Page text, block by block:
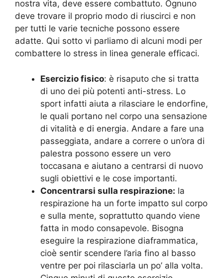
nostra vita, deve essere combattuto. Ognuno
deve trovare il proprio modo di riuscirci e non
per tutti le varie tecniche possono essere
adatte. Qui sotto vi parliamo di alcuni modi per
combattere lo stress in linea generale efficaci.
Esercizio fisico: è risaputo che si tratta
di uno dei più potenti anti-stress. Lo
sport infatti aiuta a rilasciare le endorfine,
le quali portano nel corpo una sensazione
di vitalità e di energia. Andare a fare una
passeggiata, andare a correre o un’ora di
palestra possono essere un vero
toccasana e aiutano a centrarsi di nuovo
sugli obiettivi e le cose importanti.
Concentrarsi sulla respirazione: la
respirazione ha un forte impatto sul corpo
e sulla mente, soprattutto quando viene
fatta in modo consapevole. Bisogna
eseguire la respirazione diaframmatica,
cioè sentir scendere l’aria fino al basso
ventre per poi rilasciarla un po’ alla volta.